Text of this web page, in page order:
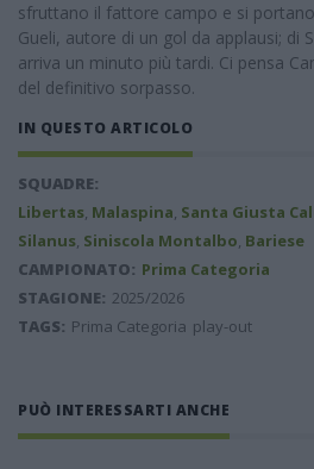
sfruttano il fattore campo e si
Gueli, autore di un gol da applausi; di
arriva un minuto più tardi. Ci pensa
del definitivo sorpasso.
IN QUESTO ARTICOLO
SQUADRE:
Libertas, Malaspina, Santa Giusta
Silanus, Siniscola Montalbo, Bariese
CAMPIONATO: Prima Categoria
STAGIONE: 2025/2026
TAGS: Prima Categoria play-out
PUÒ INTERESSARTI ANCHE